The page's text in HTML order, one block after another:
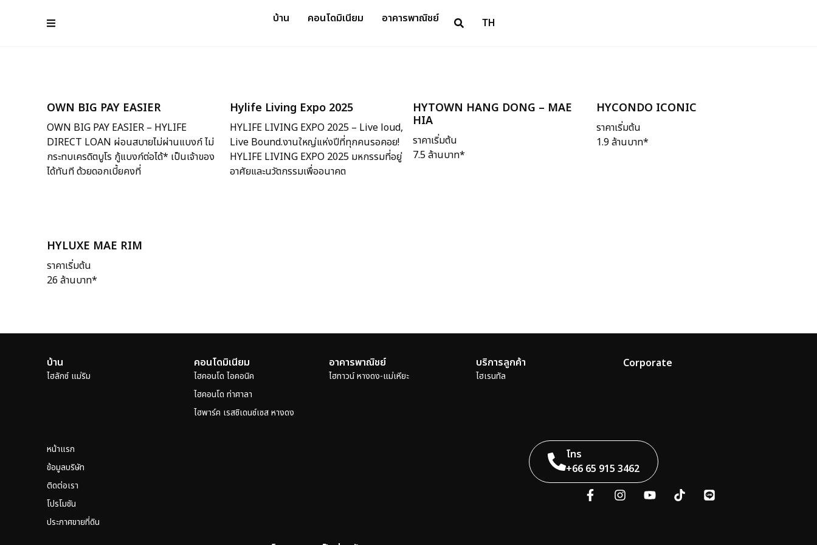
บ้าน คอนโดมิเนียม อาคารพาณิชย์ TH
OWN BIG PAY EASIER
OWN BIG PAY EASIER – HYLIFE
DIRECT LOAN ผ่อนสบายไม่ผ่านแบงก์ ไม่
กระทบเครดิตบูโร กู้แบงก์ต่อได้* เป็นเจ้าของ
ได้ทันที ด้วยดอกเบี้ยคงที่
Hylife Living Expo 2025
HYLIFE LIVING EXPO 2025 – Live loud,
Live Bound.งานใหญ่แห่งปีที่ทุกคนรอคอย!
HYLIFE LIVING EXPO 2025 มหกรรมที่อยู่
อาศัยและนวัตกรรมเพื่ออนาคต
HYTOWN HANG DONG – MAE
HIA
ราคาเริ่มต้น
7.5 ล้านบาท*
HYCONDO ICONIC
ราคาเริ่มต้น
1.9 ล้านบาท*
HYLUXE MAE RIM
ราคาเริ่มต้น
26 ล้านบาท*
บ้าน
ไฮลักซ์ แม่ริม
คอนโดมิเนียม
ไฮคอนโด ไอคอนิค
ไฮคอนโด ท่าศาลา
ไฮพาร์ค เรสซิเดนซ์เซส หางดง
อาคารพาณิชย์
ไฮทาวน์ หางดง-แม่เหียะ
บริการลูกค้า
ไฮเรนทัล
Corporate
หน้าแรก
ข้อมูลบริษัท
ติดต่อเรา
โปรโมชัน
ประกาศขายที่ดิน
โทร
+66 65 915 3462